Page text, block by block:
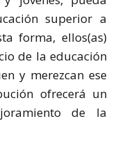
superior a
forma, ellos(as)
de la educación
y merezcan ese
ofrecerá un
de la